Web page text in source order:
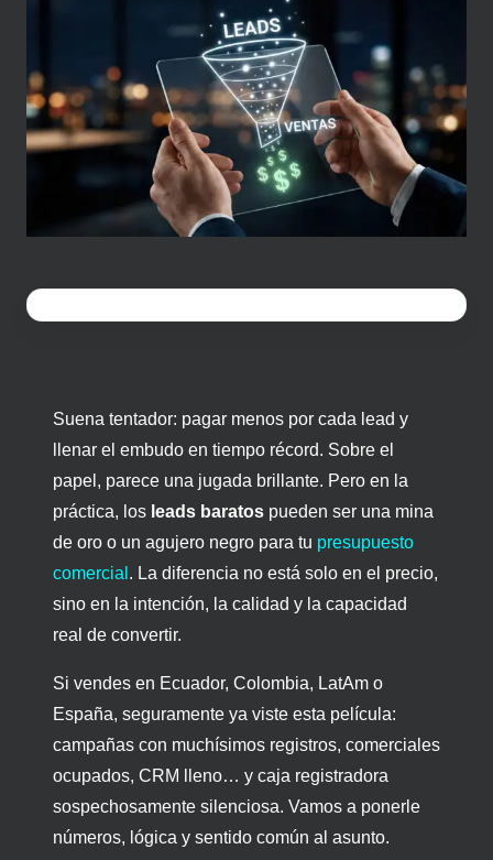
Suena tentador: pagar menos por cada lead y
llenar el embudo en tiempo récord. Sobre el
papel, parece una jugada brillante. Pero en la
práctica, los leads baratos pueden ser una mina
de oro o un agujero negro para tu presupuesto
comercial . La diferencia no está solo en el precio,
sino en la intención, la calidad y la capacidad
real de convertir.
Si vendes en Ecuador, Colombia, LatAm o
España, seguramente ya viste esta película:
campañas con muchísimos registros, comerciales
ocupados, CRM lleno… y caja registradora
sospechosamente silenciosa. Vamos a ponerle
números, lógica y sentido común al asunto.